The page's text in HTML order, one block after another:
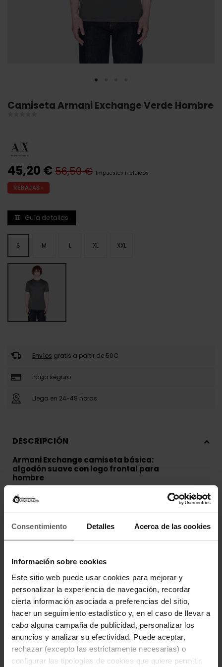
Consentimiento Detalles Acerca de las cookies
Información sobre cookies
Este sitio web puede usar cookies para mejorar y
personalizar la experiencia de navegación, recordar
cierta información asociada a preferencias del sitio,
hacer un seguimiento estadístico y, en el caso de llevar a
cabo alguna campaña de publicidad, personalizar los
anuncios y analizar su efectividad. Puede aceptar,
rechazar (excepto las estrictamente necesarias) o
configurar las tipologías de cookies que quiere permitir.
Camiseta Armani Exchange Verde Hombre
45,20 €56,50 € Impuestos incluidos
REBAJAS+
Guía de tallas
S M L XL XXL
Envíos gratis a partir de 50€
Pago seguro
Llega en 24-48 horas
DESCRIPCIÓN
Armani Exchange camiseta básica:
algodón suave con logo frontal para
hombre
hombre ofrece un diseño limpio con logo
frontal que refuerza su estilo urbano. Su
corte regular y tejido suave la convierten
día a día.
Confeccionada en algodón de tacto
Exchange hombre proporciona
transpirabilidad y confort prolongado.
Su estructura ligera facilita el uso diario
en España, adaptándose a distintas
estaciones.
Diseñada para looks casuales, incorpora
cuello redondo clásico que mejora el
ajuste y la comodidad. El estampado
frontal aporta identidad de marca,
mientras su confección favorece libertad
de movimiento en cualquier actividad.
Perfecta para combinar con vaqueros,
bermudas o pantalones deportivos, la
ción: 100%